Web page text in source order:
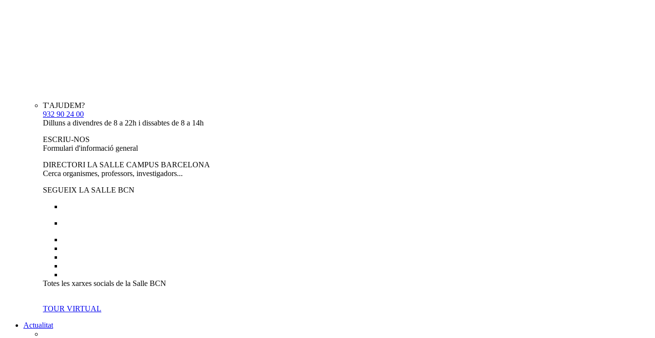
T'AJUDEM?
932 90 24 00
Dilluns a divendres de 8 a 22h i dissabtes de 8 a 14h
ESCRIU-NOS
Formulari d'informació general
DIRECTORI LA SALLE CAMPUS BARCELONA
Cerca organismes, professors, investigadors...
SEGUEIX LA SALLE BCN
Totes les xarxes socials de la Salle BCN
TOUR VIRTUAL
Actualitat